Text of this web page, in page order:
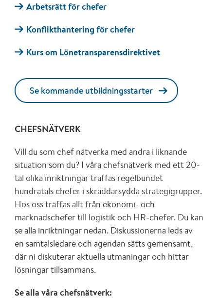
Arbetsrätt för chefer
Konflikthantering för chefer
Kurs om Lönetransparensdirektivet
Se kommande utbildningsstarter
CHEFSNÄTVERK
Vill du som chef nätverka med andra i liknande
situation som du? I våra chefsnätverk med ett 20-
tal olika inriktningar träffas regelbundet
hundratals chefer i skräddarsydda strategigrupper.
Hos oss träffas allt från ekonomi- och
marknadschefer till logistik och HR-chefer. Du kan
se alla inriktningar nedan. Diskussionerna leds av
en samtalsledare och agendan sätts gemensamt,
där ni diskuterar aktuella utmaningar och hittar
lösningar tillsammans.
Se alla våra chefsnätverk: